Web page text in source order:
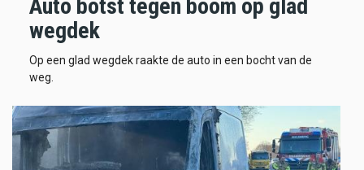
Auto botst tegen boom op glad
wegdek
Op een glad wegdek raakte de auto in een bocht van de
weg.